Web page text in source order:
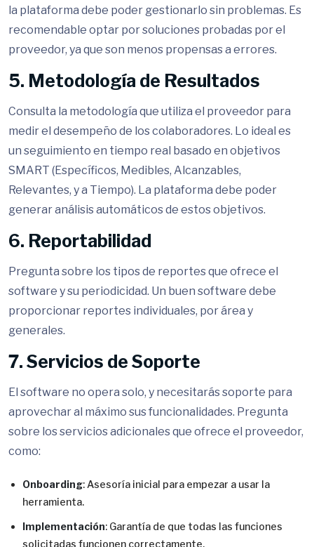
la plataforma debe poder gestionarlo sin problemas. Es
recomendable optar por soluciones probadas por el
proveedor, ya que son menos propensas a errores.
5. Metodología de Resultados
Consulta la metodología que utiliza el proveedor para
medir el desempeño de los colaboradores. Lo ideal es
un seguimiento en tiempo real basado en objetivos
SMART (Específicos, Medibles, Alcanzables,
Relevantes, y a Tiempo). La plataforma debe poder
generar análisis automáticos de estos objetivos.
6. Reportabilidad
Pregunta sobre los tipos de reportes que ofrece el
software y su periodicidad. Un buen software debe
proporcionar reportes individuales, por área y
generales.
7. Servicios de Soporte
El software no opera solo, y necesitarás soporte para
aprovechar al máximo sus funcionalidades. Pregunta
sobre los servicios adicionales que ofrece el proveedor,
como:
Onboarding: Asesoría inicial para empezar a usar la
herramienta.
Implementación: Garantía de que todas las funciones
solicitadas funcionen correctamente.